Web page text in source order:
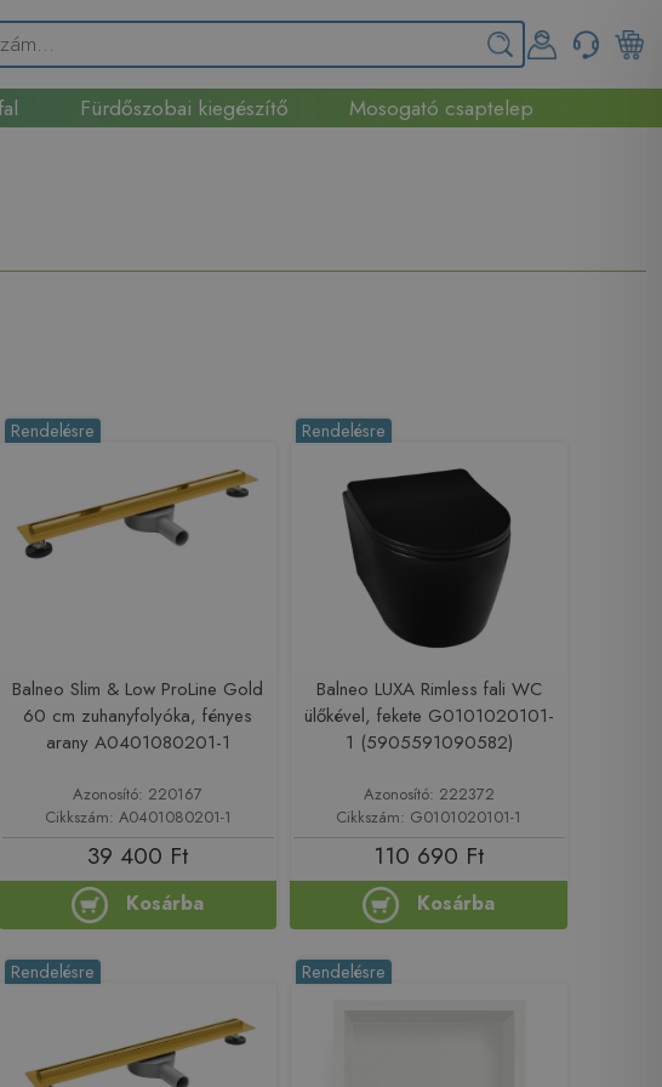
Fürdőszobai kiegészítő
Mosogató csaptelep
Rendelésre
Balneo Slim & Low ProLine Gold
60 cm zuhanyfolyóka, fényes
arany A0401080201-1
Azonosító: 220167
Cikkszám: A0401080201-1
39 400 Ft
Kosárba
Rendelésre
Balneo LUXA Rimless fali WC
ülőkével, fekete G0101020101-
1 (5905591090582)
Azonosító: 222372
Cikkszám: G0101020101-1
110 690 Ft
Kosárba
Rendelésre Rendelésre